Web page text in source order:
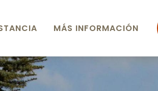
MÁS INFORMACIÓN